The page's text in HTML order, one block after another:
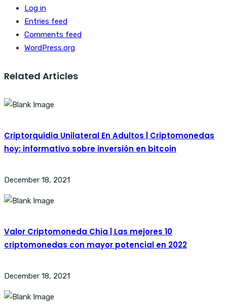
Log in
Entries feed
Comments feed
WordPress.org
Related Articles
Criptorquidia Unilateral En Adultos | Criptomonedas
hoy: informativo sobre inversión en bitcoin
December 18, 2021
Valor Criptomoneda Chia | Las mejores 10
criptomonedas con mayor potencial en 2022
December 18, 2021